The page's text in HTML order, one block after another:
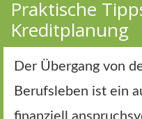
Praktische
Kreditplanung
Der Übergang von
Berufsleben ist ein
finanziell